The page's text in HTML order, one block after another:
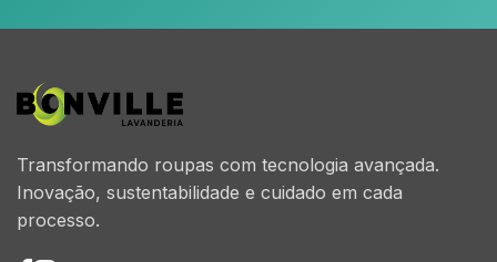
Transformando roupas com tecnologia avançada.
Inovação, sustentabilidade e cuidado em cada
processo.